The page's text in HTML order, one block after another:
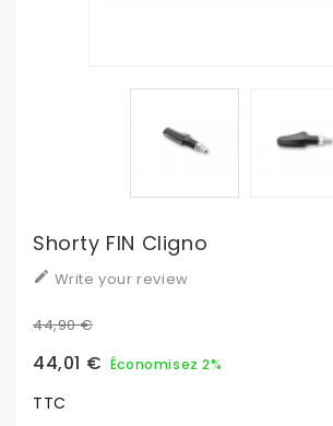
Shorty FIN Cligno
 Write your review
44,90 €
44,01 € Économisez 2%
TTC